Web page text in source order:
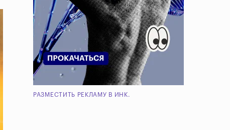
РАЗМЕСТИТЬ РЕКЛАМУ В ИНК.